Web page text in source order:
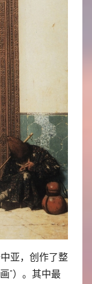
亚，创作了整
”）。其中最